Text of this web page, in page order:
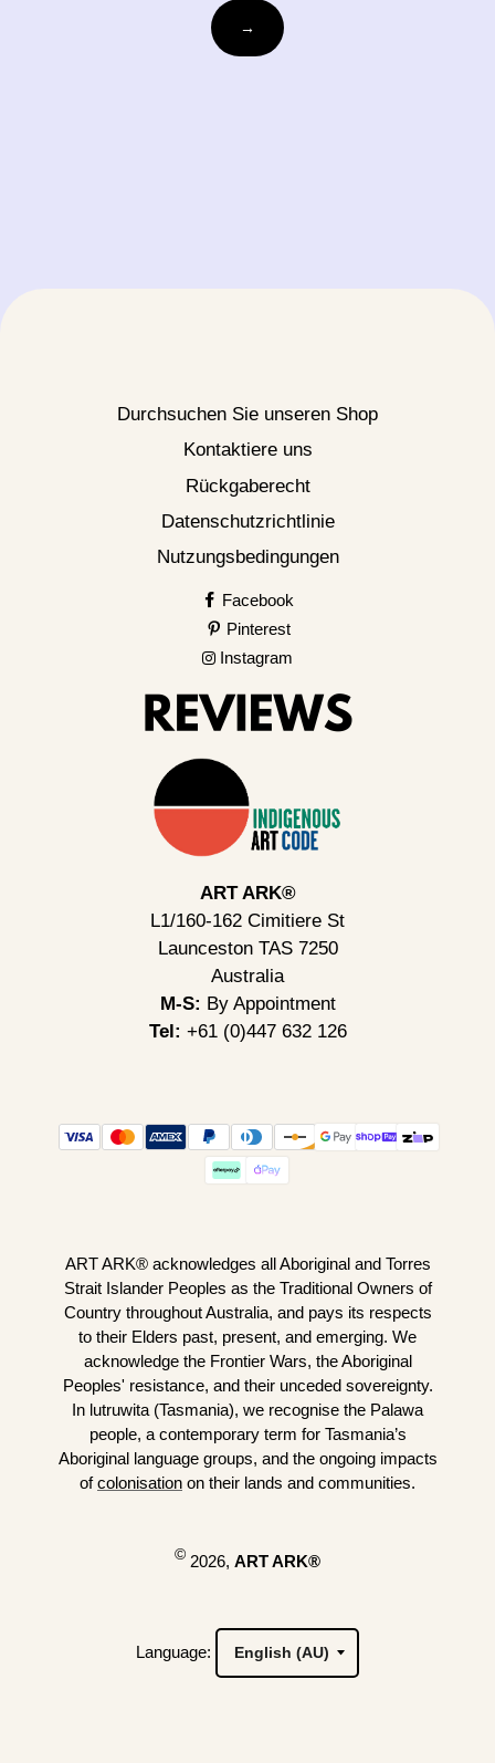
ihre-
email@beispiel.com
→
Durchsuchen Sie unseren Shop
Kontaktiere uns
Rückgaberecht
Datenschutzrichtlinie
Nutzungsbedingungen
Facebook
Pinterest
Instagram
ART ARK®
L1/160-162 Cimitiere St
Launceston TAS 7250
Australia
M-S: By Appointment
Tel: +61 (0)447 632 126
ART ARK® acknowledges all Aboriginal and Torres
Strait Islander Peoples as the Traditional Owners of
Country throughout Australia, and pays its respects
to their Elders past, present, and emerging. We
acknowledge the Frontier Wars, the Aboriginal
Peoples' resistance, and their unceded sovereignty.
In lutruwita (Tasmania), we recognise the Palawa
people, a contemporary term for Tasmania’s
Aboriginal language groups, and the ongoing impacts
ofcolonisation on their lands and communities.
© 2026, ART ARK®
Language: